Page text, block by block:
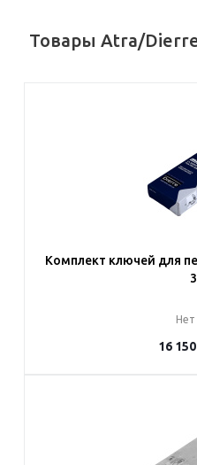
Товары Atra/
Комплект ключей для
Нет
16 150
Наши менеджеры обязательно